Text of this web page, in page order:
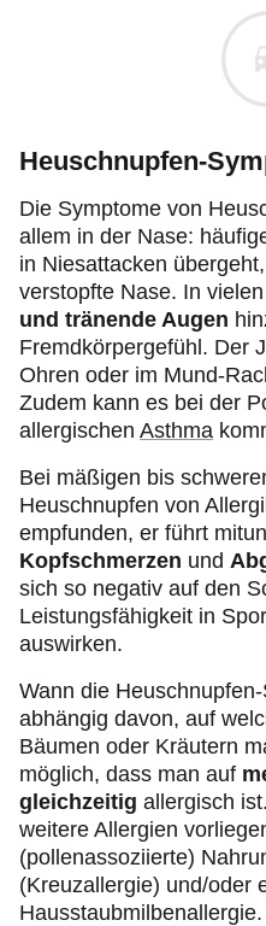
Heuschnupfen-
Die Symptome von
allem in der Nase:
in Niesattacken
verstopfte Nase. In
und tränende Augen
Fremdkörpergefühl. Der
Ohren oder im Mund-
Zudem kann es bei der
allergischen Asthma
Bei mäßigen bis
Heuschnupfen von
empfunden, er führt
Kopfschmerzen und
sich so negativ auf den
Leistungsfähigkeit in
auswirken.
Wann die
abhängig davon, auf
Bäumen oder Kräutern
möglich, dass man auf
gleichzeitig allergisch
weitere Allergien
(pollenassoziierte)
(Kreuzallergie) und/oder
Hausstaubmilbenallergie.